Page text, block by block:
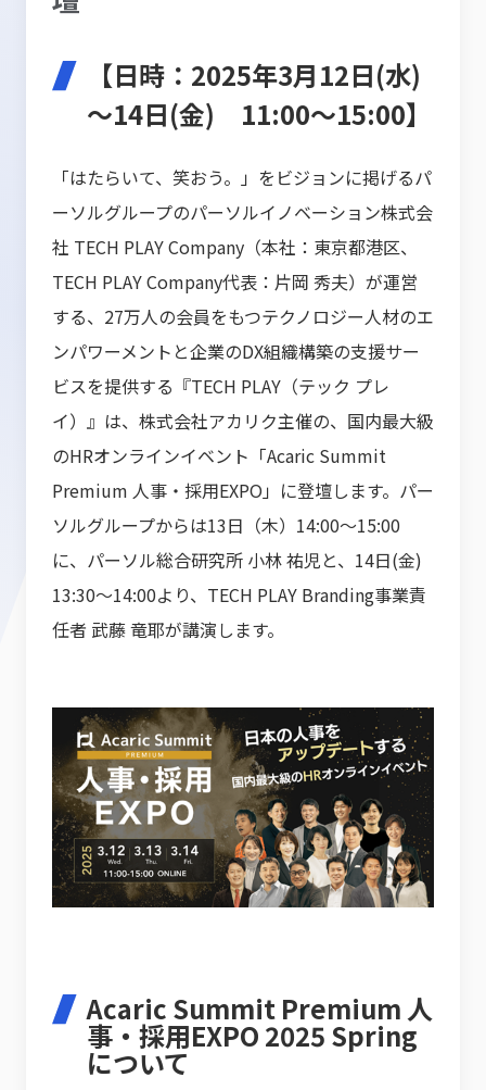
【日時：2025年3月12日(水)
～14日(金) 11:00〜15:00】
「はたらいて、笑おう。」をビジョンに掲げるパ
ーソルグループのパーソルイノベーション株式会
社 TECH PLAY Company（本社：東京都港区、
TECH PLAY Company代表：片岡 秀夫）が運営
する、27万人の会員をもつテクノロジー人材のエ
ンパワーメントと企業のDX組織構築の支援サー
ビスを提供する『TECH PLAY（テック プレ
イ）』は、株式会社アカリク主催の、国内最大級
のHRオンラインイベント「Acaric Summit
Premium 人事・採用EXPO」に登壇します。パー
ソルグループからは13日（木）14:00～15:00
に、パーソル総合研究所 小林 祐児と、14日(金)
13:30～14:00より、TECH PLAY Branding事業責
任者 武藤 竜耶が講演します。
Acaric Summit Premium 人
事・採用EXPO 2025 Spring
について